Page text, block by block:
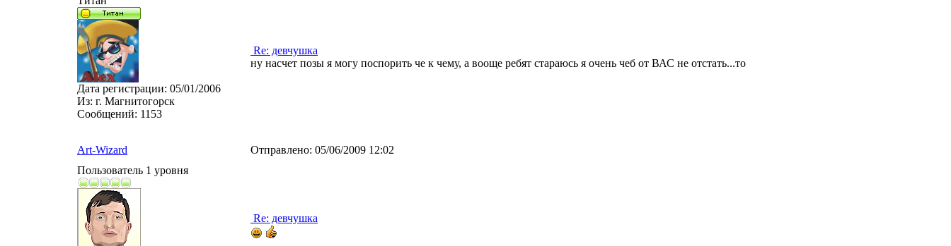
Дата регистрации: 05/01/2006
Из: г. Магнитогорск
Сообщений: 1153
Re: девчушка
ну насчет позы я могу поспорить че к чему, а вооще ребят стараюсь я очень чеб от ВАС не отстать...то
Art-Wizard Отправлено: 05/06/2009 12:02
Пользователь 1 уровня
Re: девчушка